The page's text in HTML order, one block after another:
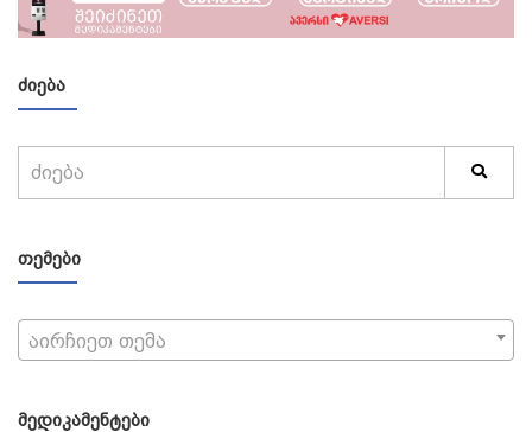
ᲫᲘᲔᲑᲐ
ᲗᲔᲛᲔᲑᲘ
აირჩიეთ თემა
ᲛᲔᲓᲘᲙᲐᲛᲔᲜᲢᲔᲑᲘ